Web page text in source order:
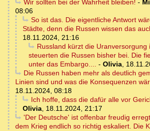
Wir sollten bei der Wahrheit bleiben! -
08:06
So ist das. Die eigentliche Antwort
Städte, denn die Russen wissen das
18.11.2024, 21:16
Russland kürzt die Uranversorgung
steuerten die Russen bisher bei. Die
unter das Embargo.... - Olivia,
Die Russen haben mehr als deutlich
Linien sind und was die Konsequenzen
18.11.2024, 08:18
Ich hoffe, dass die dafür alle vor
Olivia, 18.11.2024, 21:17
'Der Deutsche' ist offenbar freudig
dem Krieg endlich so richtig eskaliert. Die